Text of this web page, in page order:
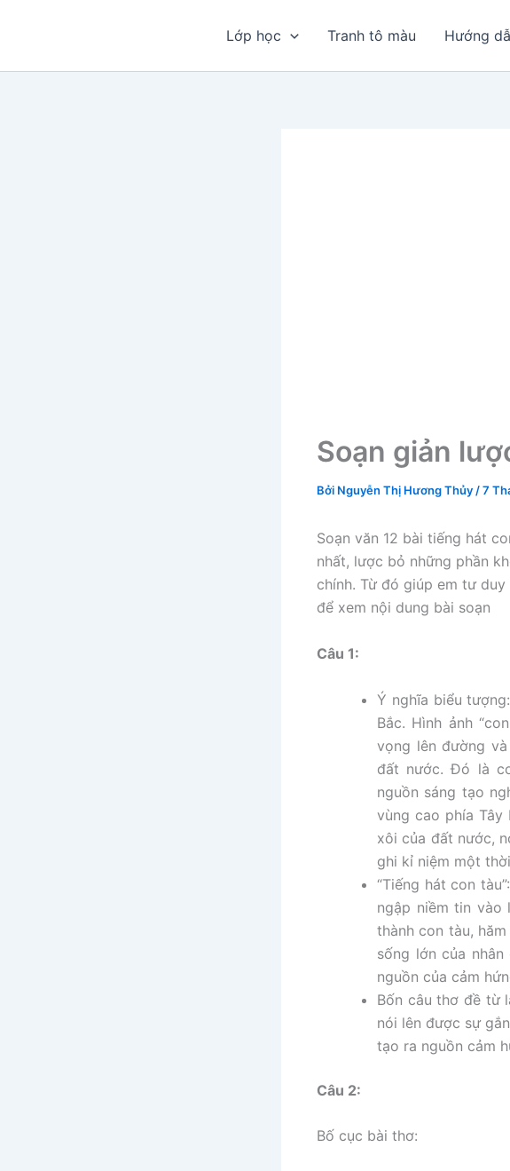
Lớp học Tranh tô màu Hướng
Soạn giản
Bởi Nguyễn Thị Hương Thủy /7
Soạn văn 12 bài tiếng hát
nhất, lược bỏ những phần
chính. Từ đó giúp em tư
để xem nội dung bài soạn
Câu 1:
Ý nghĩa biểu
Bắc. Hình ảnh
vọng lên đường
đất nước. Đó là
nguồn sáng tạo
vùng cao phía
xôi của đất nước,
ghi kỉ niệm một
“Tiếng hát con
ngập niềm tin vào
thành con tàu,
sống lớn của
nguồn của cảm
Bốn câu thơ đề từ
nói lên được sự
tạo ra nguồn cảm
Câu 2:
Bố cục bài thơ: